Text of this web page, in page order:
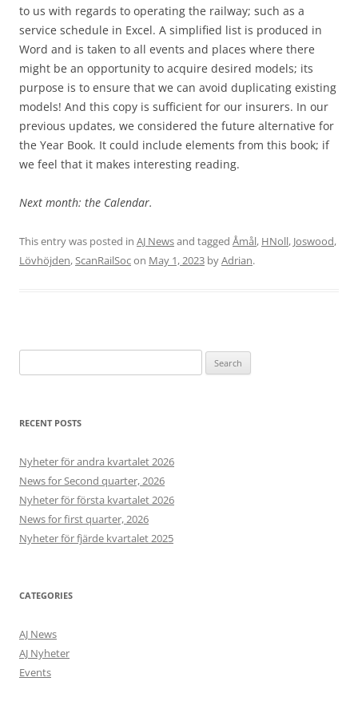
to us with regards to operating the railway; such as a
service schedule in Excel. A simplified list is produced in
Word and is taken to all events and places where there
might be an opportunity to acquire desired models; its
purpose is to ensure that we can avoid duplicating existing
models! And this copy is sufficient for our insurers. In our
previous updates, we considered the future alternative for
the Year Book. It could include elements from this book; if
we feel that it makes interesting reading.
Next month: the Calendar.
This entry was posted in AJ Newsand tagged Åmål, HNoll, Joswood,
Lövhöjden,ScanRailSocon May 1, 2023 byAdrian.
for:
RECENT POSTS
Nyheter för andra kvartalet 2026
News for Second quarter, 2026
Nyheter för första kvartalet 2026
News for first quarter, 2026
Nyheter för fjärde kvartalet 2025
CATEGORIES
AJ News
AJ Nyheter
Events